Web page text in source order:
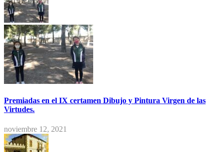
Premiadas en el IX certamen Dibujo y Pintura Virgen de las
Virtudes.
noviembre 12, 2021